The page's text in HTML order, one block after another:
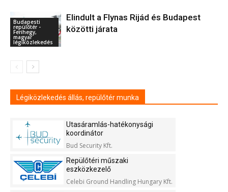
Budapesti
repülőtér -
Ferihegy,
magyar
légiközlekedés
Elindult a Flynas Rijád és Budapest
közötti járata
Légiközlekedés állás, repülőtér munka
Utasáramlás-hatékonysági
koordinátor
Bud Security Kft.
Repülőtéri műszaki
eszközkezelő
Celebi Ground Handling Hungary Kft.